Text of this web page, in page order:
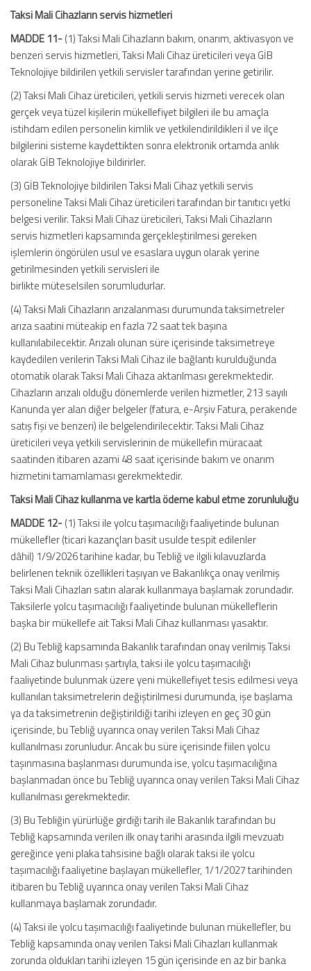
Taksi Mali Cihazların servis hizmetleri
MADDE 11-(1) Taksi Mali Cihazların bakım, onarım, aktivasyon ve
benzeri servis hizmetleri, Taksi Mali Cihaz üreticileri veya GİB
Teknolojiye bildirilen yetkili servisler tarafından yerine getirilir.
(2) Taksi Mali Cihaz üreticileri, yetkili servis hizmeti verecek olan
gerçek veya tüzel kişilerin mükellefiyet bilgileri ile bu amaçla
istihdam edilen personelin kimlik ve yetkilendirildikleri il ve ilçe
bilgilerini sisteme kaydettikten sonra elektronik ortamda anlık
olarak GİB Teknolojiye bildirirler.
(3) GİB Teknolojiye bildirilen Taksi Mali Cihaz yetkili servis
personeline Taksi Mali Cihaz üreticileri tarafından bir tanıtıcı yetki
belgesi verilir. Taksi Mali Cihaz üreticileri, Taksi Mali Cihazların
servis hizmetleri kapsamında gerçekleştirilmesi gereken
işlemlerin öngörülen usul ve esaslara uygun olarak yerine
getirilmesinden yetkili servisleri ile
birlikte müteselsilen sorumludurlar.
(4) Taksi Mali Cihazların arızalanması durumunda taksimetreler
arıza saatini müteakip en fazla 72 saat tek başına
kullanılabilecektir. Arızalı olunan süre içerisinde taksimetreye
kaydedilen verilerin Taksi Mali Cihaz ile bağlantı kurulduğunda
otomatik olarak Taksi Mali Cihaza aktarılması gerekmektedir.
Cihazların arızalı olduğu dönemlerde verilen hizmetler, 213 sayılı
Kanunda yer alan diğer belgeler (fatura, e-Arşiv Fatura, perakende
satış fişi ve benzeri) ile belgelendirilecektir. Taksi Mali Cihaz
üreticileri veya yetkili servislerinin de mükellefin müracaat
saatinden itibaren azami 48 saat içerisinde bakım ve onarım
hizmetini tamamlaması gerekmektedir.
Taksi Mali Cihaz kullanma ve kartla ödeme kabul etme zorunluluğu
MADDE 12-(1) Taksi ile yolcu taşımacılığı faaliyetinde bulunan
mükellefler (ticari kazançları basit usulde tespit edilenler
dâhil) 1/9/2026 tarihine kadar, bu Tebliğ ve ilgili kılavuzlarda
belirlenen teknik özellikleri taşıyan ve Bakanlıkça onay verilmiş
Taksi Mali Cihazları satın alarak kullanmaya başlamak zorundadır.
Taksilerle yolcu taşımacılığı faaliyetinde bulunan mükelleflerin
başka bir mükellefe ait Taksi Mali Cihaz kullanması yasaktır.
(2) Bu Tebliğ kapsamında Bakanlık tarafından onay verilmiş Taksi
Mali Cihaz bulunması şartıyla, taksi ile yolcu taşımacılığı
faaliyetinde bulunmak üzere yeni mükellefiyet tesis edilmesi veya
kullanılan taksimetrelerin değiştirilmesi durumunda, işe başlama
ya da taksimetrenin değiştirildiği tarihi izleyen en geç 30 gün
içerisinde, bu Tebliğ uyarınca onay verilen Taksi Mali Cihaz
kullanılması zorunludur. Ancak bu süre içerisinde fiilen yolcu
taşınmasına başlanması durumunda ise, yolcu taşımacılığına
başlanmadan önce bu Tebliğ uyarınca onay verilen Taksi Mali Cihaz
kullanılması gerekmektedir.
(3) Bu Tebliğin yürürlüğe girdiği tarih ile Bakanlık tarafından bu
Tebliğ kapsamında verilen ilk onay tarihi arasında ilgili mevzuatı
gereğince yeni plaka tahsisine bağlı olarak taksi ile yolcu
taşımacılığı faaliyetine başlayan mükellefler, 1/1/2027 tarihinden
itibaren bu Tebliğ uyarınca onay verilen Taksi Mali Cihaz
kullanmaya başlamak zorundadır.
(4) Taksi ile yolcu taşımacılığı faaliyetinde bulunan mükellefler, bu
Tebliğ kapsamında onay verilen Taksi Mali Cihazları kullanmak
zorunda oldukları tarihi izleyen 15 gün içerisinde en az bir banka